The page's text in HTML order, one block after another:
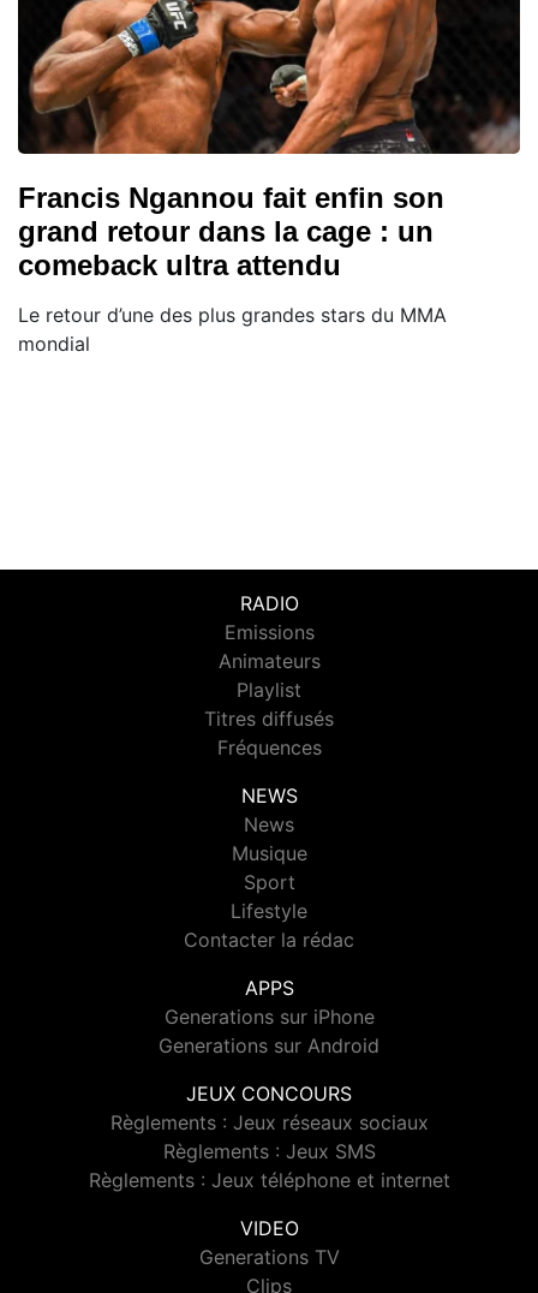
Francis Ngannou fait enfin son
grand retour dans la cage : un
comeback ultra attendu
Le retour d’une des plus grandes stars du MMA
mondial
RADIO
Emissions
Animateurs
Playlist
Titres diffusés
Fréquences
NEWS
News
Musique
Sport
Lifestyle
Contacter la rédac
APPS
Generations sur iPhone
Generations sur Android
JEUX CONCOURS
Règlements : Jeux réseaux sociaux
Règlements : Jeux SMS
Règlements : Jeux téléphone et internet
VIDEO
Generations TV
Clips